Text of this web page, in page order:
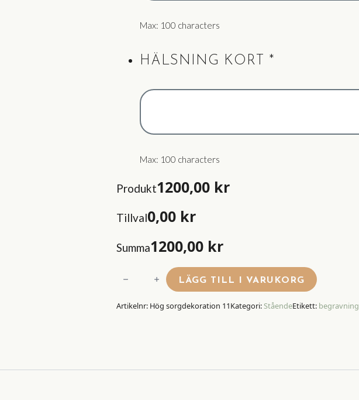
Max: 100 characters
HÄLSNING KORT *
Max: 100 characters
Produkt1200,00 kr
Tillval0,00 kr
Summa1200,00 kr
sorgdekoration
11
LÄGG TILL I VARUKORG
Artikelnr: Hög sorgdekoration 11Kategori:StåendeEtikett: begravning